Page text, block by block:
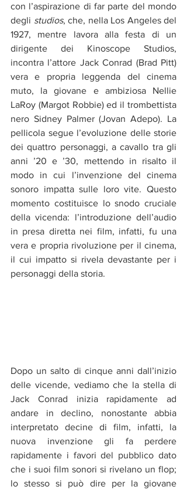
con l’aspirazione di far parte del mondo
degli studios, che, nella Los Angeles del
1927, mentre lavora alla festa di un
dirigente dei Kinoscope Studios,
incontra l’attore Jack Conrad (Brad Pitt)
vera e propria leggenda del cinema
muto, la giovane e ambiziosa Nellie
LaRoy (Margot Robbie) ed il trombettista
nero Sidney Palmer (Jovan Adepo). La
pellicola segue l’evoluzione delle storie
dei quattro personaggi, a cavallo tra gli
anni ’20 e ’30, mettendo in risalto il
modo in cui l’invenzione del cinema
sonoro impatta sulle loro vite. Questo
momento costituisce lo snodo cruciale
della vicenda: l’introduzione dell’audio
in presa diretta nei film, infatti, fu una
vera e propria rivoluzione per il cinema,
il cui impatto si rivela devastante per i
personaggi della storia.
Dopo un salto di cinque anni dall’inizio
delle vicende, vediamo che la stella di
Jack Conrad inizia rapidamente ad
andare in declino, nonostante abbia
interpretato decine di film, infatti, la
nuova invenzione gli fa perdere
rapidamente i favori del pubblico dato
che i suoi film sonori si rivelano un flop;
lo stesso si può dire per la giovane